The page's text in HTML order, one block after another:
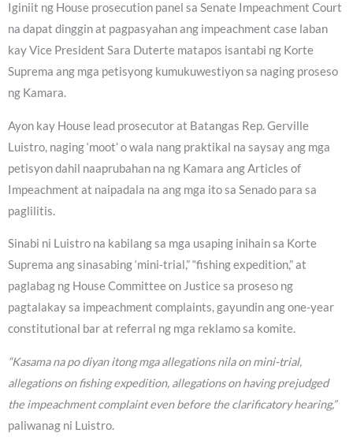
Iginiit ng House prosecution panel sa Senate Impeachment Court
na dapat dinggin at pagpasyahan ang impeachment case laban
kay Vice President Sara Duterte matapos isantabi ng Korte
Suprema ang mga petisyong kumukuwestiyon sa naging proseso
ng Kamara.
Ayon kay House lead prosecutor at Batangas Rep. Gerville
Luistro, naging ‘moot’ o wala nang praktikal na saysay ang mga
petisyon dahil naaprubahan na ng Kamara ang Articles of
Impeachment at naipadala na ang mga ito sa Senado para sa
paglilitis.
Sinabi ni Luistro na kabilang sa mga usaping inihain sa Korte
Suprema ang sinasabing ‘mini-trial,” “fishing expedition,” at
paglabag ng House Committee on Justice sa proseso ng
pagtalakay sa impeachment complaints, gayundin ang one-year
constitutional bar at referral ng mga reklamo sa komite.
“Kasama na po diyan itong mga allegations nila on mini-trial,
allegations on fishing expedition, allegations on having prejudged
the impeachment complaint even before the clarificatory hearing,”
paliwanag ni Luistro.